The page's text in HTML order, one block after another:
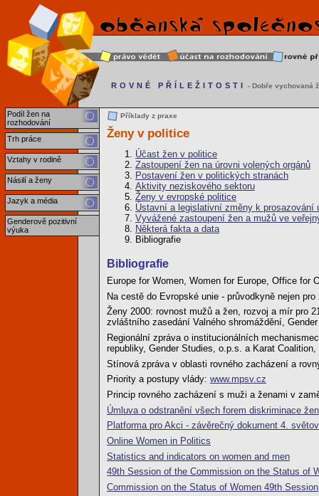
Podíl žen na
rozhodování
Trh práce
Vztahy v rodině
Násilí a ženy
Jazyk a média
Genderově pozitivní
výuka
ROVNÉ PŘÍLEŽITOSTI - Dobře vychovaná
Příklady z praxe
Ženy v politice
Účast žen v politice
Zastoupení žen na úrovni volených orgánů
Postavení žen v politických stranách
Aktivity neziskového sektoru
Ženy v evropské politice
Ústavní a legislativní změny k prosazování
Vyvážené zastoupení žen a mužů ve
Některá fakta a data
Bibliografie
Bibliografie
Europe for Women, Women for Europe, Office for
Na cestě do Evropské unie - průvodkyně nejen
Ženy 2000: rovnost mužů a žen, rozvoj a mír pro
zvláštního zasedání Valného shromáždění,
Regionální zpráva o institucionálních
republiky, Gender Studies, o.p.s. a Karat Coalition,
Stínová zpráva v oblasti rovného zacházení a
Priority a postupy vlády: www.mpsv.cz
Princip rovného zacházení s muži a ženami v
Úmluva o odstranění všech forem diskriminace
Platforma pro Akci - závěrečný dokument 4.
Online Women in Politics
Statistics and indicators on women and men
49th Session of the Commission on the Status of
Commission on the Status of Women 49th